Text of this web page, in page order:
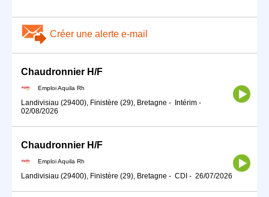
Créer une alerte e-mail
Chaudronnier H/F
Emploi Aquila Rh
Landivisiau (29400), Finistère (29), Bretagne - Intérim -
02/08/2026
Chaudronnier H/F
Emploi Aquila Rh
Landivisiau (29400), Finistère (29), Bretagne - CDI - 26/07/2026